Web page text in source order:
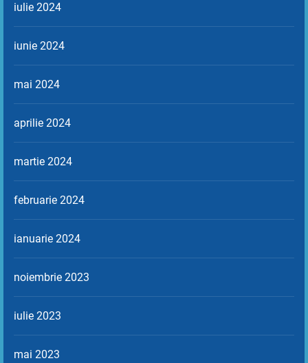
iulie 2024
iunie 2024
mai 2024
aprilie 2024
martie 2024
februarie 2024
ianuarie 2024
noiembrie 2023
iulie 2023
mai 2023